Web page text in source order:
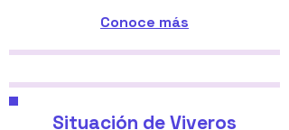
Conoce más
Situación de Viveros